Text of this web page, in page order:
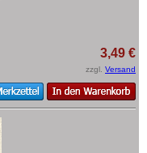
3,49 €
zzgl. Versand